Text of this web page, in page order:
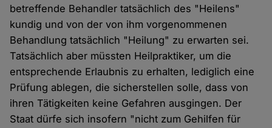
betreffende Behandler tatsächlich des "Heilens"
kundig und von der von ihm vorgenommenen
Behandlung tatsächlich "Heilung" zu erwarten sei.
Tatsächlich aber müssten Heilpraktiker, um die
entsprechende Erlaubnis zu erhalten, lediglich eine
Prüfung ablegen, die sicherstellen solle, dass von
ihren Tätigkeiten keine Gefahren ausgingen. Der
Staat dürfe sich insofern "nicht zum Gehilfen für